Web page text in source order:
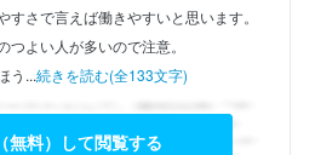
さで言えば働きやすいと思います。
よい人が多いので注意。
う...続きを読む(全133文字)
無料）して閲覧する